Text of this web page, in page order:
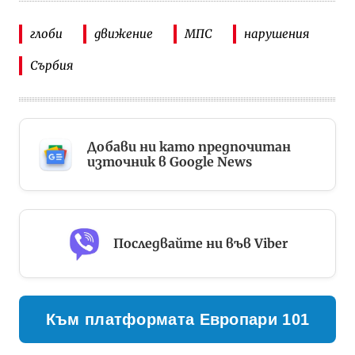
глоби движение МПС нарушения
Сърбия
Добави ни като предпочитан
източник в Google News
Последвайте ни във Viber
Към платформата Европари 101